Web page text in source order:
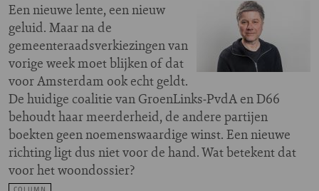
Een nieuwe lente, een nieuw
geluid. Maar na de
gemeenteraadsverkiezingen van
vorige week moet blijken of dat
voor Amsterdam ook echt geldt.
De huidige coalitie van GroenLinks‑PvdA en D66
behoudt haar meerderheid, de andere partijen
boekten geen noemenswaardige winst. Een nieuwe
richting ligt dus niet voor de hand. Wat betekent dat
voor het woondossier?